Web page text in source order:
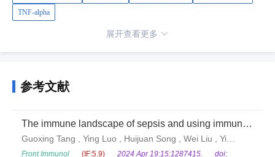
TNF-alpha
展开查看更多
参考文献
The immune landscape of sepsis and using immune
clusters for identifying sepsis endotypes
Guoxing Tang , Ying Luo , Huijuan Song , Wei Liu , Yi
Huang , Xiaochen Wang , Siyu Zou , Ziyong Sun , Hongyan
Front Immunol (IF:5.9) 2024 Apr 19:15:1287415.
doi: